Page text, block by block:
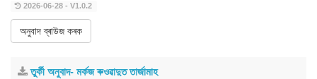
2026-06-28 - V1.0.2
অনুবাদ ব্ৰাউজ কৰক
তুৰ্কী অনুবাদ- মৰ্কজ ৰুওৱাদুত তাৰ্জামাহ